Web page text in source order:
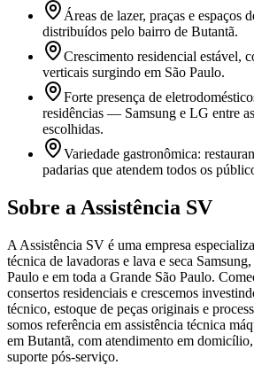
Áreas de lazer, praças e espaços
distribuídos pelo bairro de Butantã.
Crescimento residencial estável,
verticais surgindo em São Paulo.
Forte presença de
residências — Samsung e LG entre
escolhidas.
Variedade gastronômica:
padarias que atendem todos os
Sobre a Assistência SV
A Assistência SV é uma empresa
técnica de lavadoras e lava e seca
Paulo e em toda a Grande São Paulo.
consertos residenciais e crescemos
técnico, estoque de peças originais e
somos referência em assistência técnica
em Butantã, com atendimento em
suporte pós-serviço.